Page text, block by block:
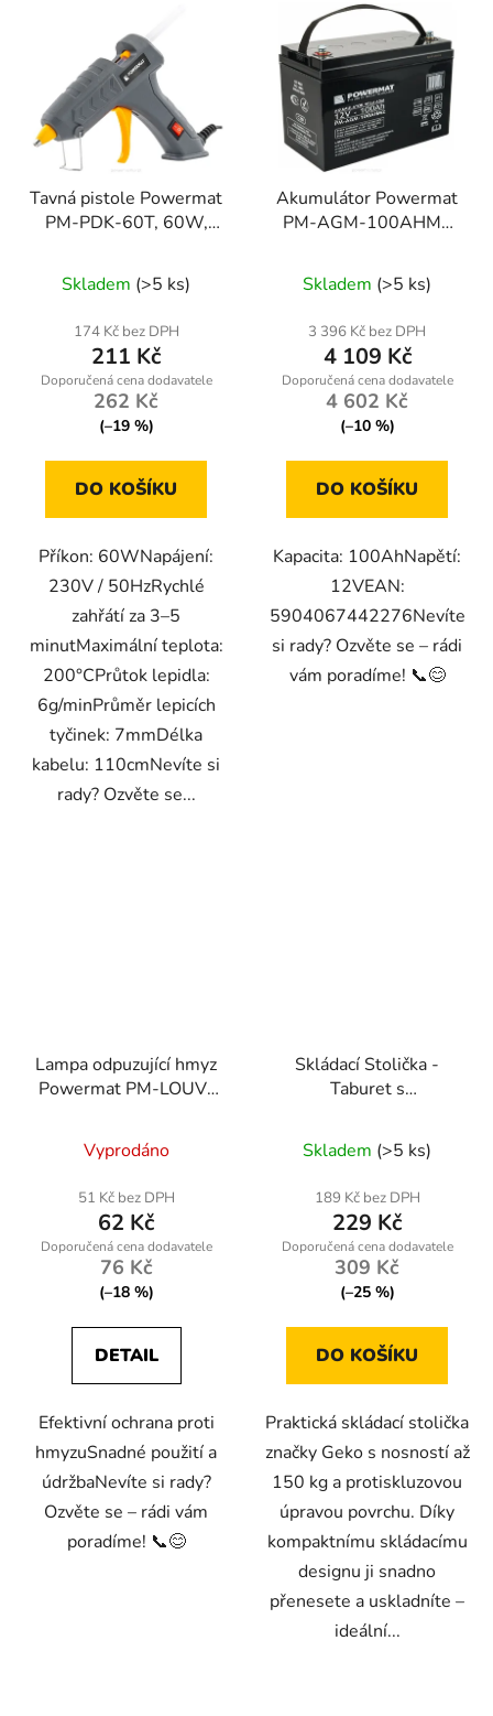
Tavná pistole Powermat
PM-PDK-60T, 60W,
Skladem (>5 ks)
174 Kč bez DPH
211 Kč
262 Kč
(–19 %)
DO KOŠÍKU
Příkon: 60WNapájení:
230V / 50HzRychlé
zahřátí za 3–5
minutMaximální teplota:
200°CPrůtok lepidla:
6g/minPrůměr lepicích
tyčinek: 7mmDélka
kabelu: 110cmNevíte si
rady? Ozvěte se...
Akumulátor Powermat
PM-AGM-100AHM2
Skladem (>5 ks)
3 396 Kč bez DPH
4 109 Kč
4 602 Kč
(–10 %)
DO KOŠÍKU
Kapacita: 100AhNapětí:
12VEAN:
5904067442276Nevíte
si rady? Ozvěte se – rádi
vám poradíme! 📞😊
Lampa odpuzující hmyz
Powermat PM-LOUV-
Vyprodáno
51 Kč bez DPH
62 Kč
76 Kč
(–18 %)
DETAIL
Efektivní ochrana proti
hmyzuSnadné použití a
údržbaNevíte si rady?
Ozvěte se – rádi vám
poradíme! 📞😊
Skládací Stolička -
Taburet s
Nosnost 150 kg
Skladem (>5 ks)
189 Kč bez DPH
229 Kč
309 Kč
(–25 %)
DO KOŠÍKU
Praktická skládací stolička
značky Geko s nosností až
150 kg a protiskluzovou
úpravou povrchu. Díky
kompaktnímu skládacímu
designu ji snadno
přenesete a uskladníte –
ideální...